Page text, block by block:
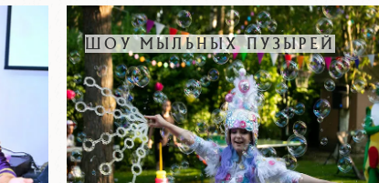
ШОУ МЫЛЬНЫХ ПУЗЫРЕЙ